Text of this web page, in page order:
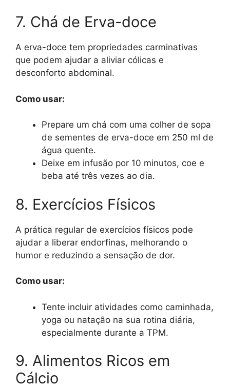
7. Chá de Erva-doce
A erva-doce tem propriedades carminativas
que podem ajudar a aliviar cólicas e
desconforto abdominal.
Como usar:
Prepare um chá com uma colher de sopa
de sementes de erva-doce em 250 ml de
água quente.
Deixe em infusão por 10 minutos, coe e
beba até três vezes ao dia.
8. Exercícios Físicos
A prática regular de exercícios físicos pode
ajudar a liberar endorfinas, melhorando o
humor e reduzindo a sensação de dor.
Como usar:
Tente incluir atividades como caminhada,
yoga ou natação na sua rotina diária,
especialmente durante a TPM.
9. Alimentos Ricos em
Cálcio